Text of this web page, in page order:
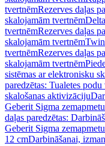
tvertnēmRezerves daļas
skalojamām tvertnēm
tvertnēmRezerves daļas
skalojamām tvertnēm
tvertnēmRezerves daļas
skalojamām tvertnēm
sistēmas ar elektronisku
paredzētas: Tualetes
skalošanas aktivizāciju
Geberit Sigma
daļas paredzētas:
Geberit Sigma
12 cmDarbināšanai,